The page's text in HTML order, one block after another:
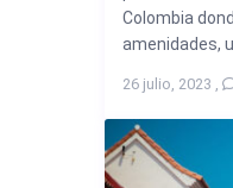
Colombia
amenidades,
26 julio, 2023 ,